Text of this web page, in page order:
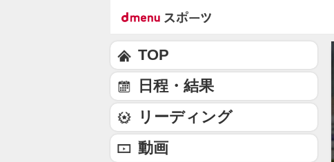
TOP
日程・結果
リーディング
動画